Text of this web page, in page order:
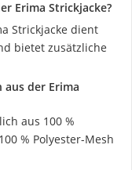
Erima Strickjacke?
Strickjacke dient
bietet zusätzliche
der Erima
aus 100 %
% Polyester-Mesh